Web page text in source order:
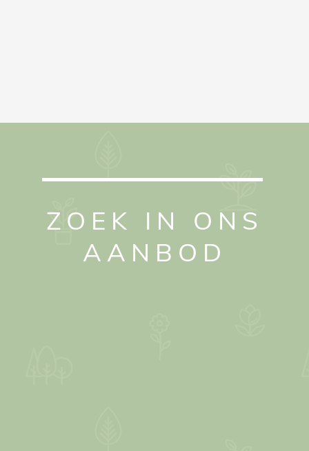
ZOEK IN ONS
AANBOD